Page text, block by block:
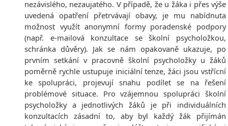
nezávislého, nezaujatého. V případě, že u žáka i přes výše
uvedená opatření přetrvávají obavy, je mu nabídnuta
možnost využít anonymní formy poradenské podpory
(např. e-mailová konzultace se školní psycholožkou,
schránka důvěry). Jak se nám opakovaně ukazuje, po
prvním setkání v pracovně školní psycholožky u žáků
poměrně rychle ustupuje iniciální tenze, žáci jsou vstřícní
ke spolupráci, projevují snahu podílet se na řešení
problémové situace. Pro vzájemnou spolupráci školní
psycholožky a jednotlivých žáků je při individuálních
konzultacích zásadní to, aby byl každý žák přijímán